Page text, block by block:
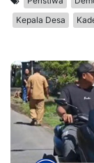
Kepala Desa